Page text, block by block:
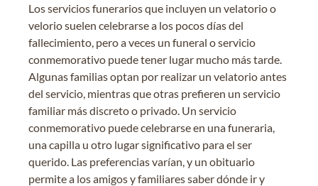
Los servicios funerarios que incluyen un velatorio o
velorio suelen celebrarse a los pocos días del
fallecimiento, pero a veces un funeral o servicio
conmemorativo puede tener lugar mucho más tarde.
Algunas familias optan por realizar un velatorio antes
del servicio, mientras que otras prefieren un servicio
familiar más discreto o privado. Un servicio
conmemorativo puede celebrarse en una funeraria,
una capilla u otro lugar significativo para el ser
querido. Las preferencias varían, y un obituario
permite a los amigos y familiares saber dónde ir y